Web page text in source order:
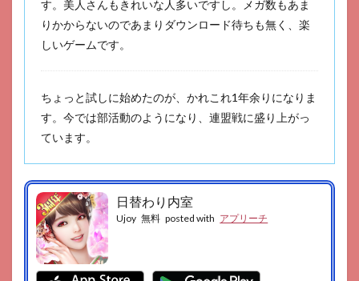
す。美人さんもきれいな人多いですし。メガ数もあま
りかからないのであまりダウンロード待ちも無く、楽
しいゲームです。
ちょっと試しに始めたのが、かれこれ1年余りになりま
す。今では部活動のようになり、連盟戦に盛り上がっ
ています。
日替わり内室
Ujoy 無料 posted with アプリーチ